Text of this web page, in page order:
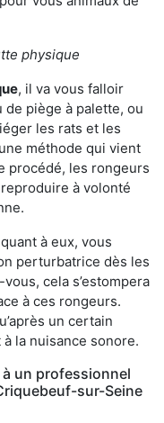
physique
, il va vous falloir
de piège à palette, ou
les rats et les
méthode qui vient
procédé, les rongeurs
à volonté
à eux, vous
perturbatrice dès les
cela s’estompera
à ces rongeurs.
un certain
la nuisance sonore.
un professionnel
sur-Seine